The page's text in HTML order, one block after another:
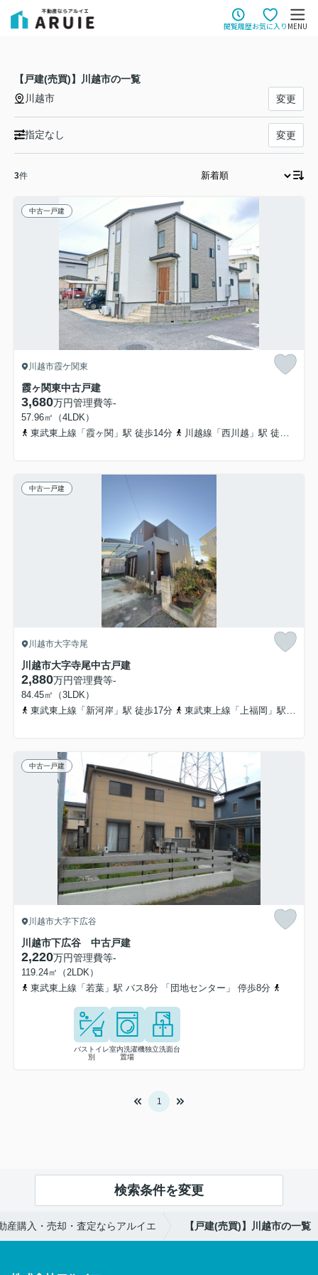
閲覧履歴お気に入り MENU
【戸建(売買)】川越市の一覧
川越市
変更
指定なし 変更
3件
中古一戸建
川越市霞ケ関東
霞ヶ関東中古戸建
3,680万円管理費等-
57.96㎡（4LDK）
東武東上線「霞ヶ関」駅 徒歩14分
川越線「西川越」駅 徒歩15分
中古一戸建
川越市大字寺尾
川越市大字寺尾中古戸建
2,880万円管理費等-
84.45㎡（3LDK）
東武東上線「新河岸」駅 徒歩17分
東武東上線「上福岡」駅 徒歩25分
中古一戸建
川越市大字下広谷
川越市下広谷 中古戸建
2,220万円管理費等-
119.24㎡（2LDK）
東武東上線「若葉」駅 バス8分 「団地センター」 停歩8分
バストイレ
別
室内洗濯機
置場
独立洗面台
1
検索条件を変更
産購入・売却・査定ならアルイエ 【戸建(売買)】川越市の一覧